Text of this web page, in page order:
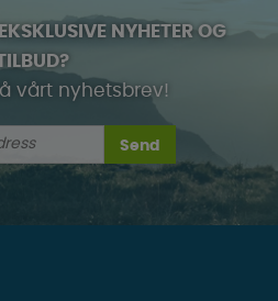
NYHETER OG
vårt nyhetsbrev!
Send